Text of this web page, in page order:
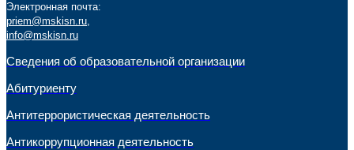
Электронная почта:
priem@mskisn.ru,
info@mskisn.ru
Сведения об образовательной организации
Абитуриенту
Антитеррористическая деятельность
Антикоррупционная деятельность